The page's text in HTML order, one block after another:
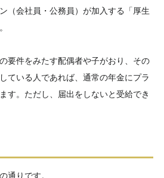
（会社員・公務員）が加入する「厚生
要件をみたす配偶者や子がおり、その
ている人であれば、通常の年金にプラ
す。ただし、届出をしないと受給でき
通りです。